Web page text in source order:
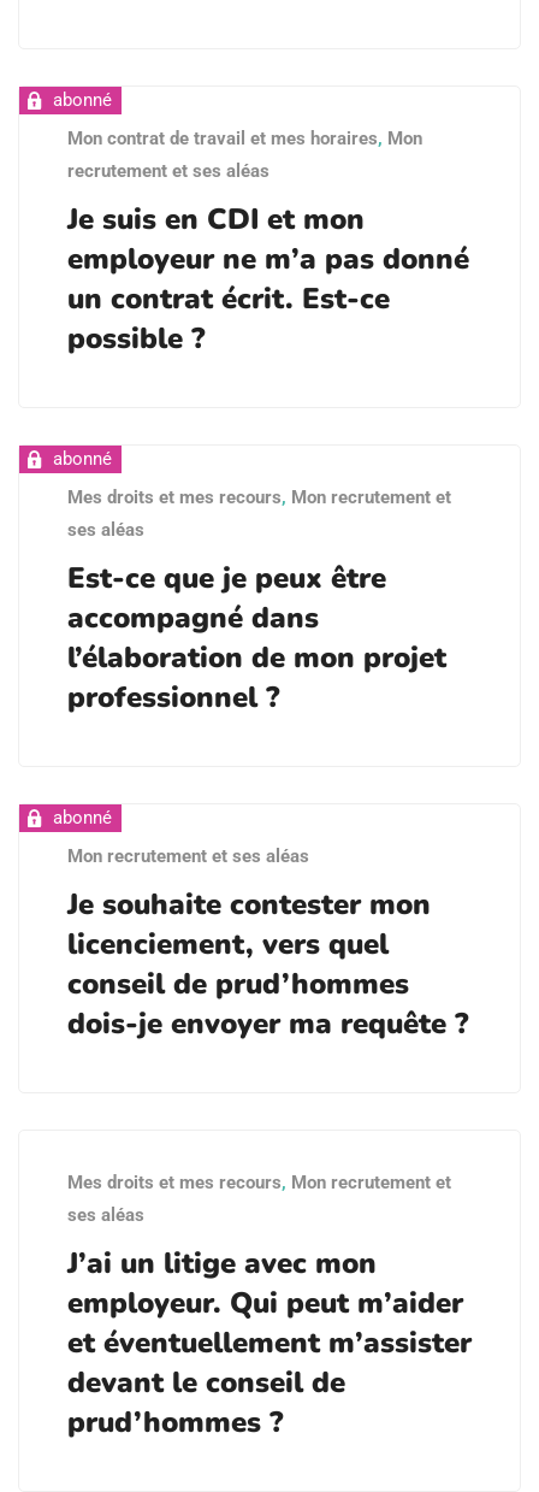
Mon contrat de travail et mes horaires, Mon
recrutement et ses aléas
Je suis en CDI et mon
employeur ne m’a pas donné
un contrat écrit. Est-ce
possible ?
Mes droits et mes recours, Mon recrutement et
ses aléas
Est-ce que je peux être
accompagné dans
l’élaboration de mon projet
professionnel ?
Mon recrutement et ses aléas
Je souhaite contester mon
licenciement, vers quel
conseil de prud’hommes
dois-je envoyer ma requête ?
Mes droits et mes recours, Mon recrutement et
ses aléas
J’ai un litige avec mon
employeur. Qui peut m’aider
et éventuellement m’assister
devant le conseil de
prud’hommes ?